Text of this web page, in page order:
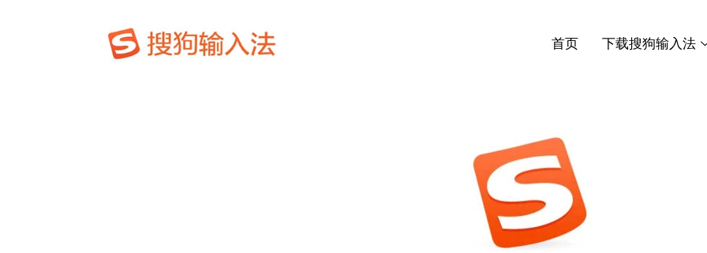
首页 下载搜狗输入法